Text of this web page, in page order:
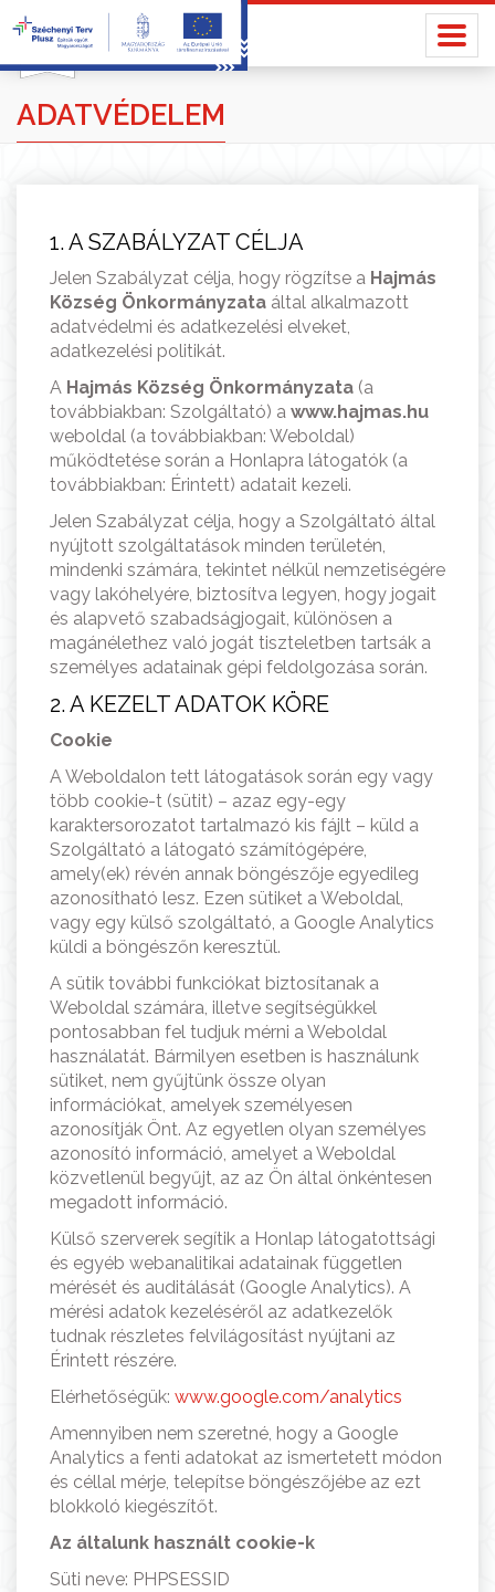
ADATVÉDELEM
1. A SZABÁLYZAT CÉLJA
Jelen Szabályzat célja, hogy rögzítse a Hajmás
Község Önkormányzata által alkalmazott
adatvédelmi és adatkezelési elveket,
adatkezelési politikát.
A Hajmás Község Önkormányzata (a
továbbiakban: Szolgáltató) a www.hajmas.hu
weboldal (a továbbiakban: Weboldal)
működtetése során a Honlapra látogatók (a
továbbiakban: Érintett) adatait kezeli.
Jelen Szabályzat célja, hogy a Szolgáltató által
nyújtott szolgáltatások minden területén,
mindenki számára, tekintet nélkül nemzetiségére
vagy lakóhelyére, biztosítva legyen, hogy jogait
és alapvető szabadságjogait, különösen a
magánélethez való jogát tiszteletben tartsák a
személyes adatainak gépi feldolgozása során.
2. A KEZELT ADATOK KÖRE
Cookie
A Weboldalon tett látogatások során egy vagy
több cookie-t (sütit) – azaz egy-egy
karaktersorozatot tartalmazó kis fájlt – küld a
Szolgáltató a látogató számítógépére,
amely(ek) révén annak böngészője egyedileg
azonosítható lesz. Ezen sütiket a Weboldal,
vagy egy külső szolgáltató, a Google Analytics
küldi a böngészőn keresztül.
A sütik további funkciókat biztosítanak a
Weboldal számára, illetve segítségükkel
pontosabban fel tudjuk mérni a Weboldal
használatát. Bármilyen esetben is használunk
sütiket, nem gyűjtünk össze olyan
információkat, amelyek személyesen
azonosítják Önt. Az egyetlen olyan személyes
azonosító információ, amelyet a Weboldal
közvetlenül begyűjt, az az Ön által önkéntesen
megadott információ.
Külső szerverek segítik a Honlap látogatottsági
és egyéb webanalitikai adatainak független
mérését és auditálását (Google Analytics). A
mérési adatok kezeléséről az adatkezelők
tudnak részletes felvilágosítást nyújtani az
Érintett részére.
Elérhetőségük: www.google.com/analytics
Amennyiben nem szeretné, hogy a Google
Analytics a fenti adatokat az ismertetett módon
és céllal mérje, telepítse böngészőjébe az ezt
blokkoló kiegészítőt.
Az általunk használt cookie-k
Süti neve: PHPSESSID